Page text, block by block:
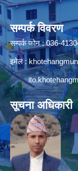
सम्पर्क विवरण
सम्पर्क फोन : 036-
इमेल :
सूचना अधिकारी